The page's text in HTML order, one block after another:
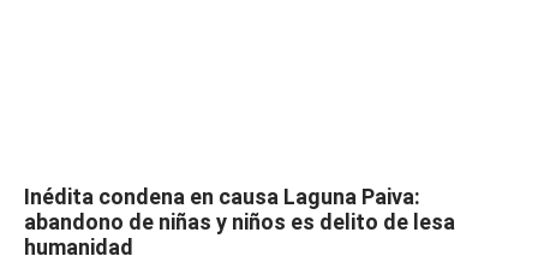
Inédita condena en causa Laguna Paiva:
abandono de niñas y niños es delito de lesa
humanidad